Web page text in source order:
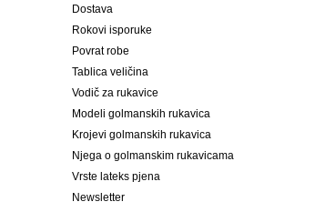
Dostava
Rokovi isporuke
Povrat robe
Tablica veličina
Vodič za rukavice
Modeli golmanskih rukavica
Krojevi golmanskih rukavica
Njega o golmanskim rukavicama
Vrste lateks pjena
Newsletter